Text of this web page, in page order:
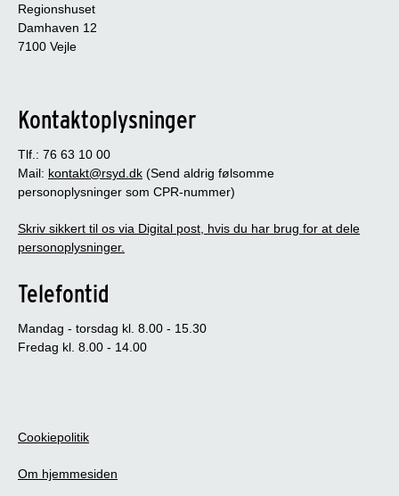
Regionshuset
Damhaven 12
7100 Vejle
Kontaktoplysninger
Tlf.: 76 63 10 00
Mail: kontakt@rsyd.dk (Send aldrig følsomme
personoplysninger som CPR-nummer)
Skriv sikkert til os via Digital post, hvis du har brug for at dele
personoplysninger.
Telefontid
Mandag - torsdag kl. 8.00 - 15.30
Fredag kl. 8.00 - 14.00
Cookiepolitik
Om hjemmesiden